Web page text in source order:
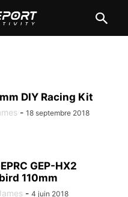
DIY Racing Kit
- 18 septembre 2018
GEP-HX2
110mm
- 4 juin 2018